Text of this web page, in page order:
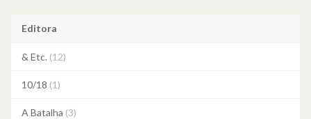
Editora
& Etc. (12)
10/18 (1)
A Batalha (3)